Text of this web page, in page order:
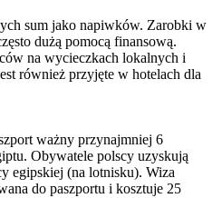
sum jako napiwków. Zarobki w
dużą pomocą finansową.
na wycieczkach lokalnych i
również przyjęte w hotelach dla
ważny przynajmniej 6
Obywatele polscy uzyskują
egipskiej (na lotnisku). Wiza
do paszportu i kosztuje 25